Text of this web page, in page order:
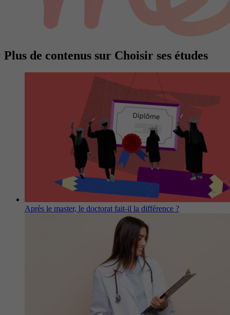
Plus de contenus sur Choisir ses études
Après le master, le doctorat fait-il la différence ?